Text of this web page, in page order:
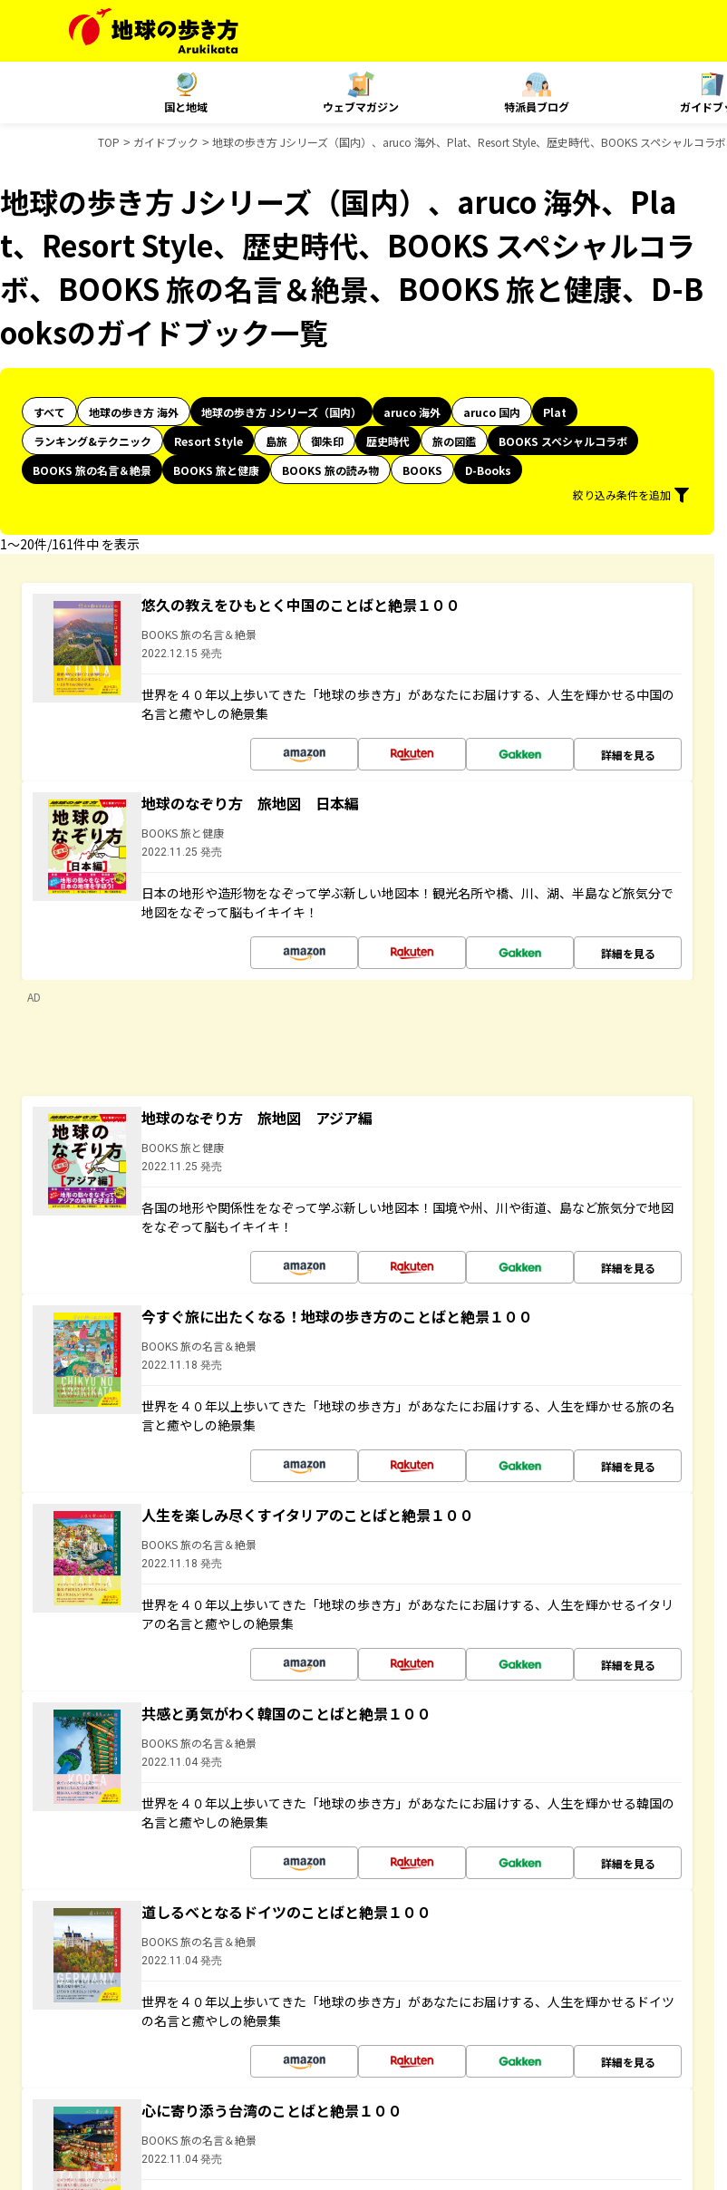
国と地域 ウェブマガジン 特派員ブログ ガイドブ
TOP ガイドブック 地球の歩き方 Jシリーズ（国内）、aruco 海外、Plat、Resort Style、歴史時代、BOOKS スペシャルコラ
地球の歩き方 Jシリーズ（国内）、aruco 海外、Pla
t、Resort Style、歴史時代、BOOKS スペシャルコラ
ボ、BOOKS 旅の名言＆絶景、BOOKS 旅と健康、D-B
ooksのガイドブック一覧
すべて 地球の歩き方 海外 地球の歩き方 Jシリーズ（国内） aruco 海外 aruco 国内
Plat
ランキング&テクニック
Resort Style 島旅 御朱印 歴史時代 旅の図鑑
BOOKS スペシャルコラボ
BOOKS 旅の名言＆絶景
BOOKS 旅と健康 BOOKS 旅の読み物 BOOKS
D-Books
絞り込み条件を追加
1〜20件/161件中 を表示
悠久の教えをひもとく中国のことばと絶景１００
BOOKS 旅の名言＆絶景
2022.12.15 発売
世界を４０年以上歩いてきた「地球の歩き方」があなたにお届けする、人生を輝かせる中国の
名言と癒やしの絶景集
詳細を見る
地球のなぞり方 旅地図 日本編
BOOKS 旅と健康
2022.11.25 発売
日本の地形や造形物をなぞって学ぶ新しい地図本！観光名所や橋、川、湖、半島など旅気分で
地図をなぞって脳もイキイキ！
詳細を見る
AD
地球のなぞり方 旅地図 アジア編
BOOKS 旅と健康
2022.11.25 発売
各国の地形や関係性をなぞって学ぶ新しい地図本！国境や州、川や街道、島など旅気分で地図
をなぞって脳もイキイキ！
詳細を見る
今すぐ旅に出たくなる！地球の歩き方のことばと絶景１００
BOOKS 旅の名言＆絶景
2022.11.18 発売
世界を４０年以上歩いてきた「地球の歩き方」があなたにお届けする、人生を輝かせる旅の名
言と癒やしの絶景集
詳細を見る
人生を楽しみ尽くすイタリアのことばと絶景１００
BOOKS 旅の名言＆絶景
2022.11.18 発売
世界を４０年以上歩いてきた「地球の歩き方」があなたにお届けする、人生を輝かせるイタリ
アの名言と癒やしの絶景集
詳細を見る
共感と勇気がわく韓国のことばと絶景１００
BOOKS 旅の名言＆絶景
2022.11.04 発売
世界を４０年以上歩いてきた「地球の歩き方」があなたにお届けする、人生を輝かせる韓国の
名言と癒やしの絶景集
詳細を見る
道しるべとなるドイツのことばと絶景１００
BOOKS 旅の名言＆絶景
2022.11.04 発売
世界を４０年以上歩いてきた「地球の歩き方」があなたにお届けする、人生を輝かせるドイツ
の名言と癒やしの絶景集
詳細を見る
心に寄り添う台湾のことばと絶景１００
BOOKS 旅の名言＆絶景
2022.11.04 発売